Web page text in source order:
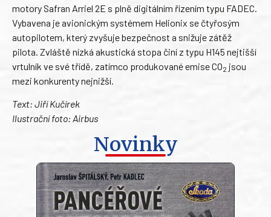
motory Safran Arriel 2E s plně digitálním řízením typu FADEC.
Vybavena je avionickým systémem Helionix se čtyřosým
autopilotem, který zvyšuje bezpečnost a snižuje zátěž
pilota. Zvláště nízká akustická stopa činí z typu H145 nejtišší
vrtulník ve své třídě, zatímco produkované emise CO2 jsou
mezi konkurenty nejnižší.
Text: Jiří Kučírek
Ilustrační foto: Airbus
Novinky